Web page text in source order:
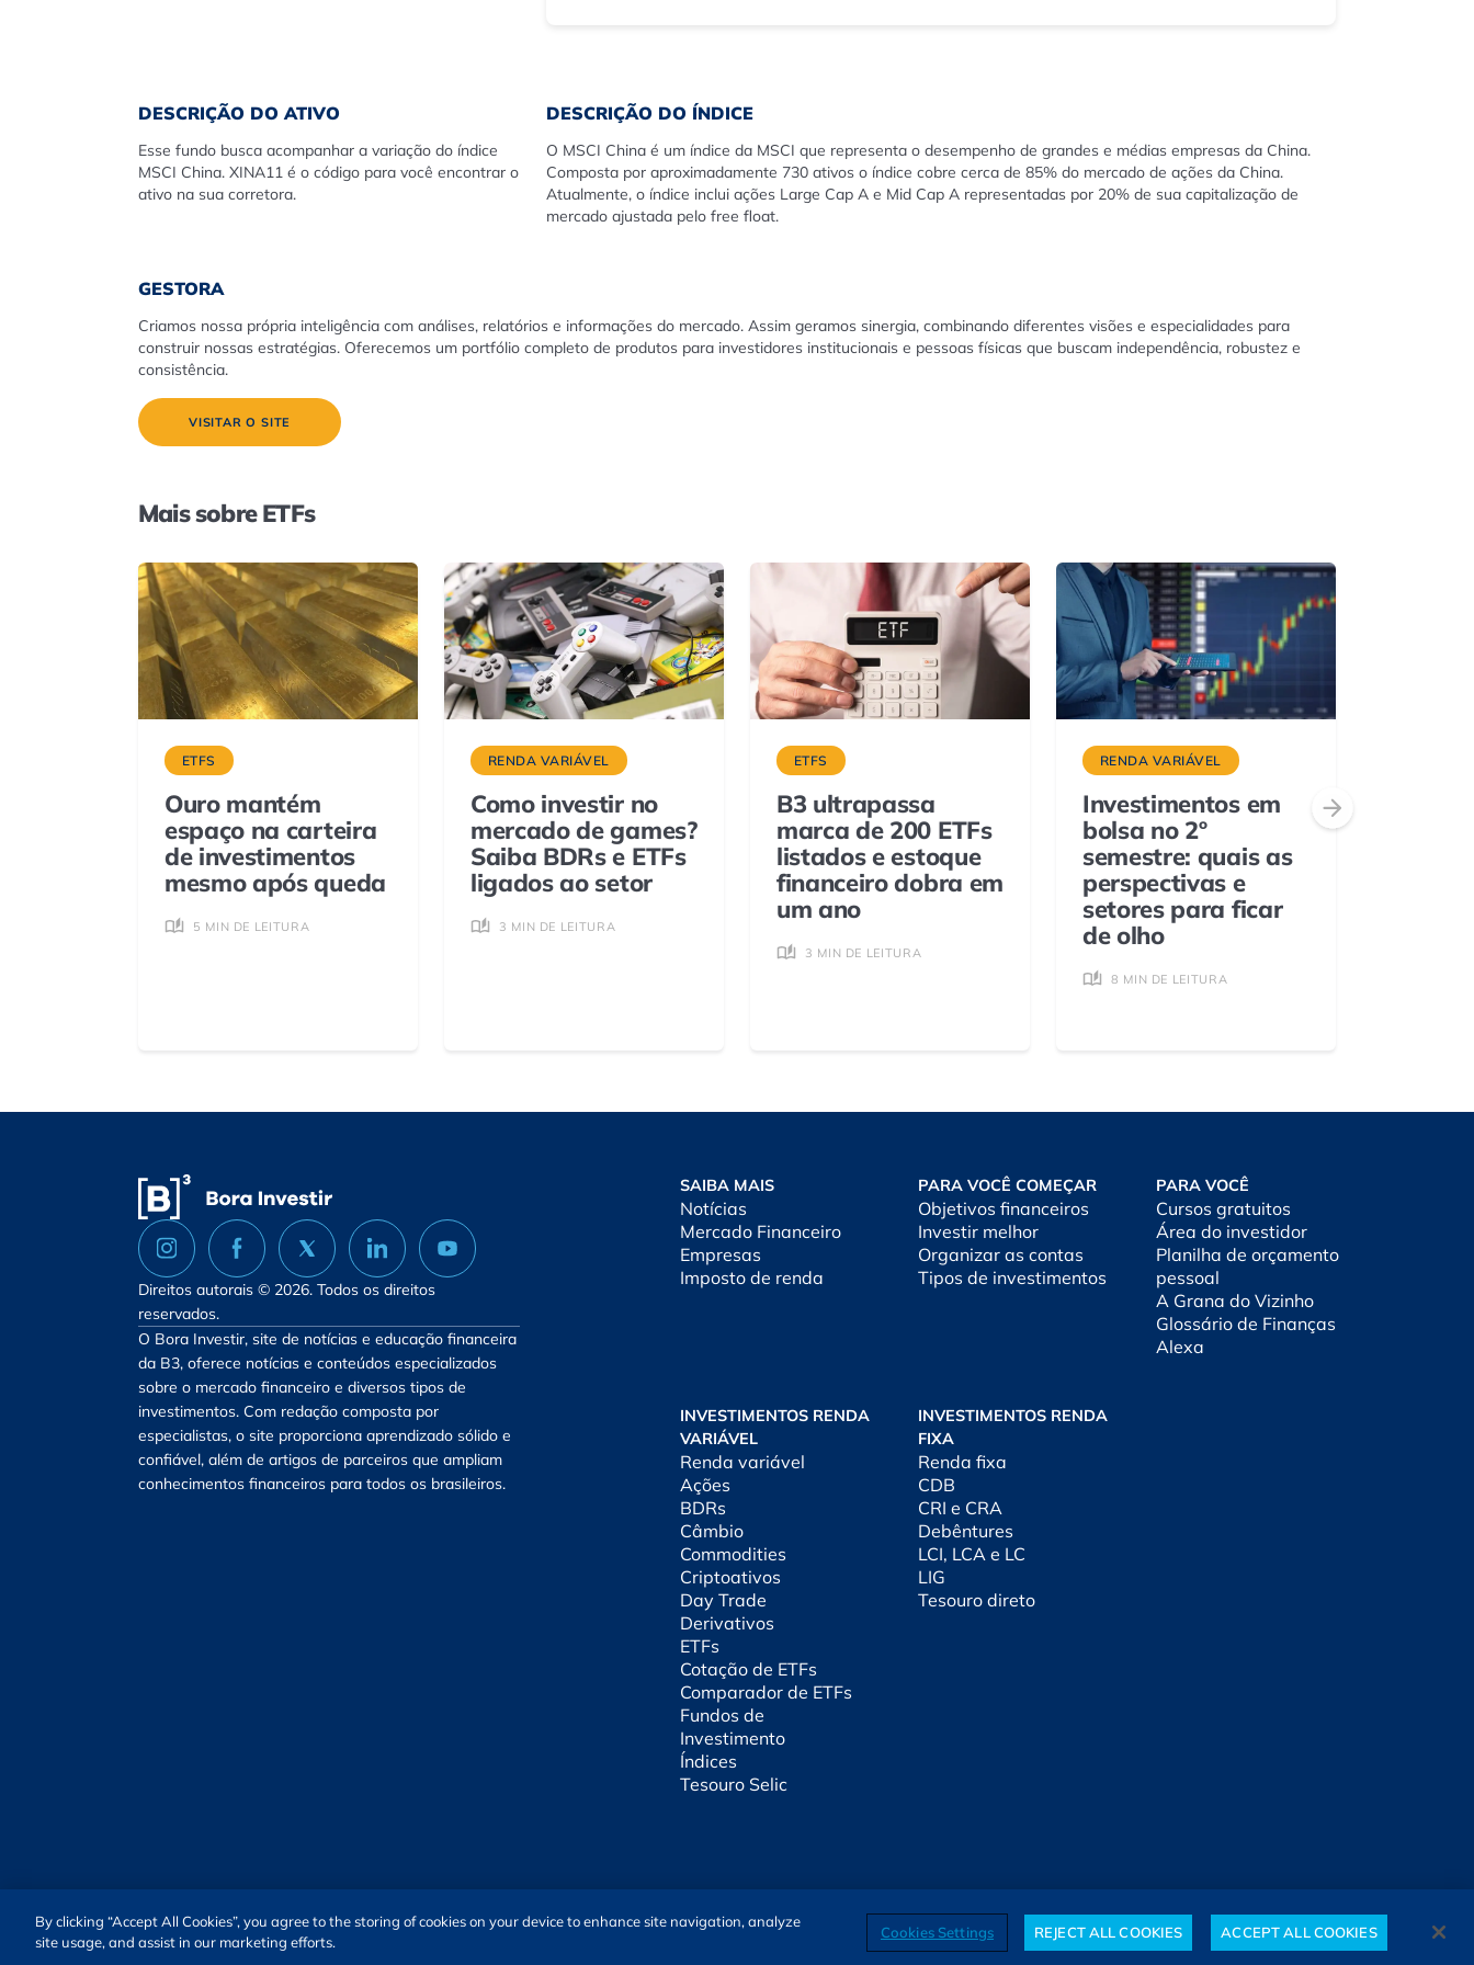
DESCRIÇÃO DO ATIVO
Esse fundo busca acompanhar a variação do índice
MSCI China. XINA11 é o código para você encontrar o
ativo na sua corretora.
DESCRIÇÃO DO ÍNDICE
O MSCI China é um índice da MSCI que representa o desempenho de grandes e médias empresas da China.
Composta por aproximadamente 730 ativos o índice cobre cerca de 85% do mercado de ações da China.
Atualmente, o índice inclui ações Large Cap A e Mid Cap A representadas por 20% de sua capitalização de
mercado ajustada pelo free float.
GESTORA
Criamos nossa própria inteligência com análises, relatórios e informações do mercado. Assim geramos sinergia, combinando diferentes visões e especialidades para
construir nossas estratégias. Oferecemos um portfólio completo de produtos para investidores institucionais e pessoas físicas que buscam independência, robustez e
consistência.
VISITAR O SITE
Mais sobre ETFs
ETFS
Ouro mantém
espaço na carteira
de investimentos
mesmo após queda
5 MIN DE LEITURA
RENDA VARIÁVEL
Como investir no
mercado de games?
Saiba BDRs e ETFs
ligados ao setor
3 MIN DE LEITURA
ETFS
B3 ultrapassa
marca de 200 ETFs
listados e estoque
financeiro dobra em
um ano
3 MIN DE LEITURA
RENDA VARIÁVEL
Investimentos em
bolsa no 2º
semestre: quais as
perspectivas e
setores para ficar
de olho
8 MIN DE LEITURA
Direitos autorais © 2026. Todos os direitos
reservados.
O Bora Investir, site de notícias e educação financeira
da B3, oferece notícias e conteúdos especializados
sobre o mercado financeiro e diversos tipos de
investimentos. Com redação composta por
especialistas, o site proporciona aprendizado sólido e
confiável, além de artigos de parceiros que ampliam
conhecimentos financeiros para todos os brasileiros.
SAIBA MAIS
Notícias
Mercado Financeiro
Empresas
Imposto de renda
PARA VOCÊ COMEÇAR
Objetivos financeiros
Investir melhor
Organizar as contas
Tipos de investimentos
PARA VOCÊ
Cursos gratuitos
Área do investidor
Planilha de orçamento
pessoal
A Grana do Vizinho
Glossário de Finanças
Alexa
INVESTIMENTOS RENDA
VARIÁVEL
Renda variável
Ações
BDRs
Câmbio
Commodities
Criptoativos
Day Trade
Derivativos
ETFs
Cotação de ETFs
Comparador de ETFs
Fundos de
Investimento
Índices
Tesouro Selic
INVESTIMENTOS RENDA
FIXA
Renda fixa
CDB
CRI e CRA
Debêntures
LCI, LCA e LC
LIG
Tesouro direto
Cookies Settings
By clicking “Accept All Cookies”, you agree to the storing of cookies on your device to enhance site navigation, analyze
site usage, and assist in our marketing efforts.
Cookies Settings REJECT ALL COOKIES ACCEPT ALL COOKIES